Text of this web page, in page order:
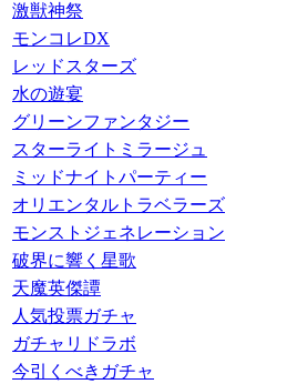
激獣神祭
モンコレDX
レッドスターズ
水の遊宴
グリーンファンタジー
スターライトミラージュ
ミッドナイトパーティー
オリエンタルトラベラーズ
モンストジェネレーション
破界に響く星歌
天魔英傑譚
人気投票ガチャ
ガチャリドラボ
今引くべきガチャ